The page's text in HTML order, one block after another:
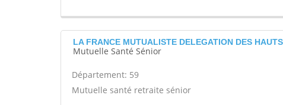
LA FRANCE MUTUALISTE DELEGATION DES
Mutuelle Santé Sénior
Département: 59
Mutuelle santé retraite sénior